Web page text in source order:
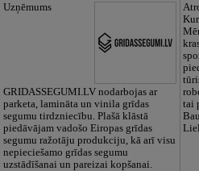
Uzņēmums
GRIDASSEGUMI.LV nodarbojas ar
parketa, lamināta un vinila grīdas
segumu tirdzniecību. Plašā klāstā
piedāvājam vadošo Eiropas grīdas
segumu ražotāju produkciju, kā arī visu
nepieciešamo grīdas segumu
uzstādīšanai un pareizai kopšanai.
tai